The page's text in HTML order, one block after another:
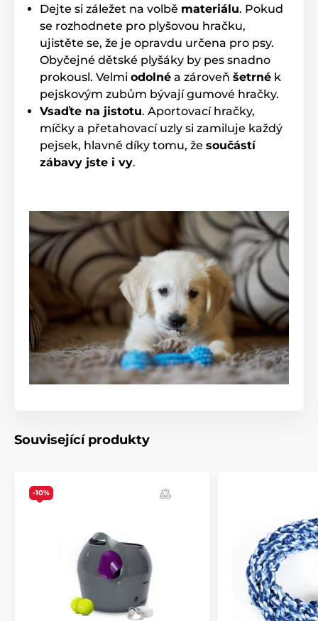
Dejte si záležet na volbě materiálu. Pokud
se rozhodnete pro plyšovou hračku,
ujistěte se, že je opravdu určena pro psy.
Obyčejné dětské plyšáky by pes snadno
prokousl. Velmi odolné a zároveň šetrné k
pejskovým zubům bývají gumové hračky.
Vsaďte na jistotu. Aportovací hračky,
míčky a přetahovací uzly si zamiluje každý
pejsek, hlavně díky tomu, že součástí
zábavy jste i vy.
Související produkty
-10%